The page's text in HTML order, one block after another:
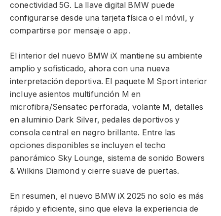
conectividad 5G. La llave digital BMW puede
configurarse desde una tarjeta física o el móvil, y
compartirse por mensaje o app.
El interior del nuevo BMW iX mantiene su ambiente
amplio y sofisticado, ahora con una nueva
interpretación deportiva. El paquete M Sport interior
incluye asientos multifunción M en
microfibra/Sensatec perforada, volante M, detalles
en aluminio Dark Silver, pedales deportivos y
consola central en negro brillante. Entre las
opciones disponibles se incluyen el techo
panorámico Sky Lounge, sistema de sonido Bowers
& Wilkins Diamond y cierre suave de puertas.
En resumen, el nuevo BMW iX 2025 no solo es más
rápido y eficiente, sino que eleva la experiencia de